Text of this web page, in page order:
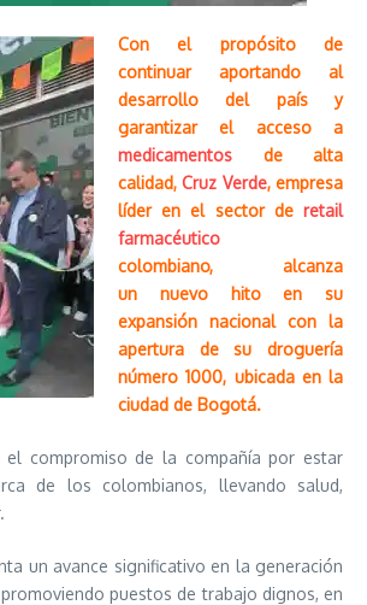
Con el propósito de
continuar aportando al
desarrollo del país y
garantizar el acceso a
medicamentos de alta
calidad,Cruz Verde, empresa
líder en el sector de retail
farmacéutico
colombiano, alcanza
un nuevo hito en su
expansión nacional con la
apertura de su droguería
número 1000, ubicada en la
ciudad de Bogotá.
el compromiso de la compañía por estar
de los colombianos, llevando salud,
un avance significativo en la generación
puestos de trabajo dignos, en